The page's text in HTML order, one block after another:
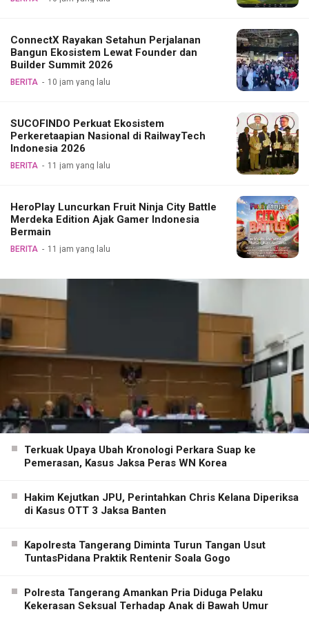
ConnectX Rayakan Setahun Perjalanan
Bangun Ekosistem Lewat Founder dan
Builder Summit 2026
BERITA 10 jam yang lalu
SUCOFINDO Perkuat Ekosistem
Perkeretaapian Nasional di RailwayTech
Indonesia 2026
BERITA 11 jam yang lalu
HeroPlay Luncurkan Fruit Ninja City Battle
Merdeka Edition Ajak Gamer Indonesia
Bermain
BERITA 11 jam yang lalu
Terkuak Upaya Ubah Kronologi Perkara Suap ke
Pemerasan, Kasus Jaksa Peras WN Korea
Hakim Kejutkan JPU, Perintahkan Chris Kelana Diperiksa
di Kasus OTT 3 Jaksa Banten
Kapolresta Tangerang Diminta Turun Tangan Usut
TuntasPidana Praktik Rentenir Soala Gogo
Polresta Tangerang Amankan Pria Diduga Pelaku
Kekerasan Seksual Terhadap Anak di Bawah Umur